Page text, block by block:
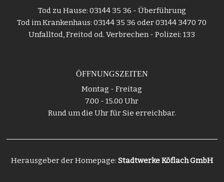
Tod zu Hause: 03144 35 36 - Überführung
Tod im Krankenhaus: 03144 35 36 oder 03144 3470 70
Unfalltod, Freitod od. Verbrechen - Polizei: 133
ÖFFNUNGSZEITEN
Montag - Freitag
7.00 - 15.00 Uhr
Rund um die Uhr für Sie erreichbar.
Herausgeber der Homepage: Stadtwerke Köflach GmbH